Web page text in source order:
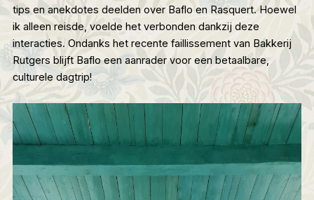
tips en anekdotes deelden over Baflo en Rasquert. Hoewel
ik alleen reisde, voelde het verbonden dankzij deze
interacties. Ondanks het recente faillissement van Bakkerij
Rutgers blijft Baflo een aanrader voor een betaalbare,
culturele dagtrip!